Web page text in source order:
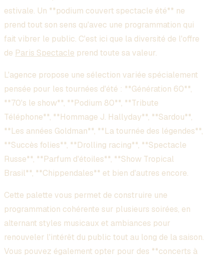
estivale. Un **podium couvert spectacle été** ne
prend tout son sens qu'avec une programmation qui
fait vibrer le public. C'est ici que la diversité de l'offre
de Paris Spectacle prend toute sa valeur.
L'agence propose une sélection variée spécialement
pensée pour les tournées d'été : **Génération 60**,
**70's le show**, **Podium 80**, **Tribute
Téléphone**, **Hommage J. Hallyday**, **Sardou**,
**Les années Goldman**, **La tournée des légendes**,
**Succès folies**, **Drolling racing**, **Spectacle
Russe**, **Parfum d'étoiles**, **Show Tropical
Brasil**, **Chippendales** et bien d'autres encore.
Cette palette vous permet de construire une
programmation cohérente sur plusieurs soirées, en
alternant styles musicaux et ambiances pour
renouveler l'intérêt du public tout au long de la saison.
Vous pouvez également opter pour des **concerts à